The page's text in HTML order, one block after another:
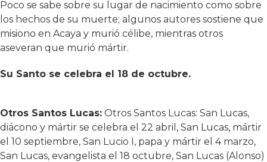
Poco se sabe sobre su lugar de nacimiento como sobre
los hechos de su muerte; algunos autores sostiene que
misiono en Acaya y murió célibe, mientras otros
aseveran que murió mártir.
Su Santo se celebra el 18 de octubre.
Otros Santos Lucas: Otros Santos Lucas: San Lucas,
diácono y mártir se celebra el 22 abril, San Lucas, mártir
el 10 septiembre, San Lucio I, papa y mártir el 4 marzo,
San Lucas, evangelista el 18 octubre, San Lucas (Alonso)